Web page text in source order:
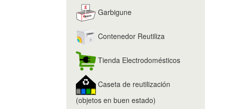
Garbigune
Contenedor Reutiliza
Tienda Electrodomésticos
Caseta de reutilización
(objetos en buen estado)